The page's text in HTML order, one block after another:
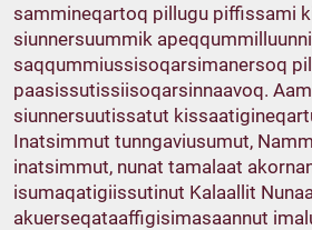
sammineqartoq pillugu piffissami
siunnersuummik
saqqummiussisoqarsimanersoq
paasissutissiisoqarsinnaavoq.
siunnersuutissatut
Inatsimmut tunngaviusumut,
inatsimmut, nunat tamalaat
isumaqatigiissutinut Kalaallit
akuerseqataaffigisimasaannut